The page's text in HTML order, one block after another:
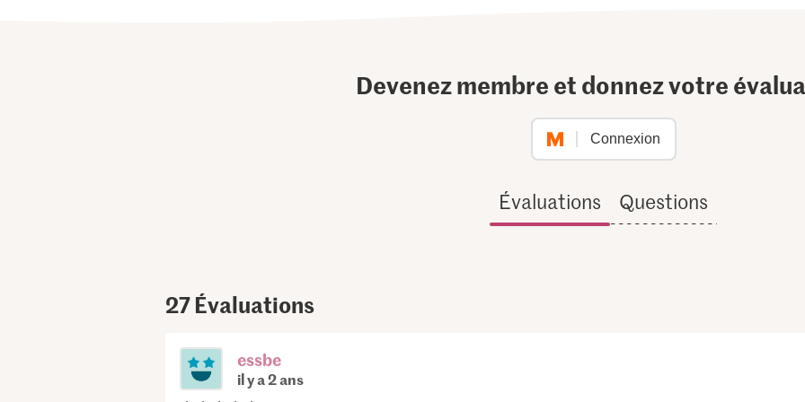
Devenez membre et donnez votre
Connexion
Évaluations Questions
27Évaluations
essbe
il y a 2 ans